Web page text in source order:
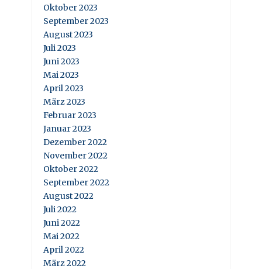
Oktober 2023
September 2023
August 2023
Juli 2023
Juni 2023
Mai 2023
April 2023
März 2023
Februar 2023
Januar 2023
Dezember 2022
November 2022
Oktober 2022
September 2022
August 2022
Juli 2022
Juni 2022
Mai 2022
April 2022
März 2022